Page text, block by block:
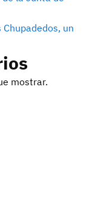
un
mostrar.